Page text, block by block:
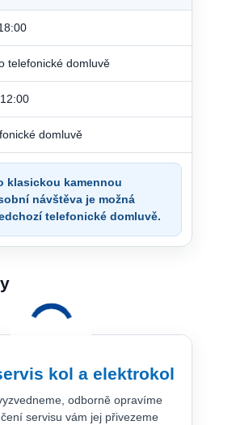
telefonické domluvě
domluvě
klasickou kamennou
návštěva je možná
telefonické domluvě.
kol a elektrokol
odborně opravíme
servisu vám jej přivezeme